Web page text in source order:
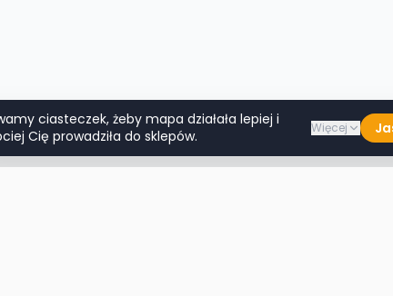
ciasteczek, żeby mapa działała lepiej i
Cię prowadziła do sklepów.
Więcej